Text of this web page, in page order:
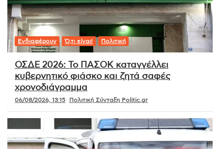
Ενδιαφέρουν Ό,τι είναι! Πολιτική
ΟΣΔΕ 2026: Το ΠΑΣΟΚ καταγγέλλει
κυβερνητικό φιάσκο και ζητά σαφές
χρονοδιάγραμμα
06/08/2026, 13:15 Πολιτική Σύνταξη Politic.gr